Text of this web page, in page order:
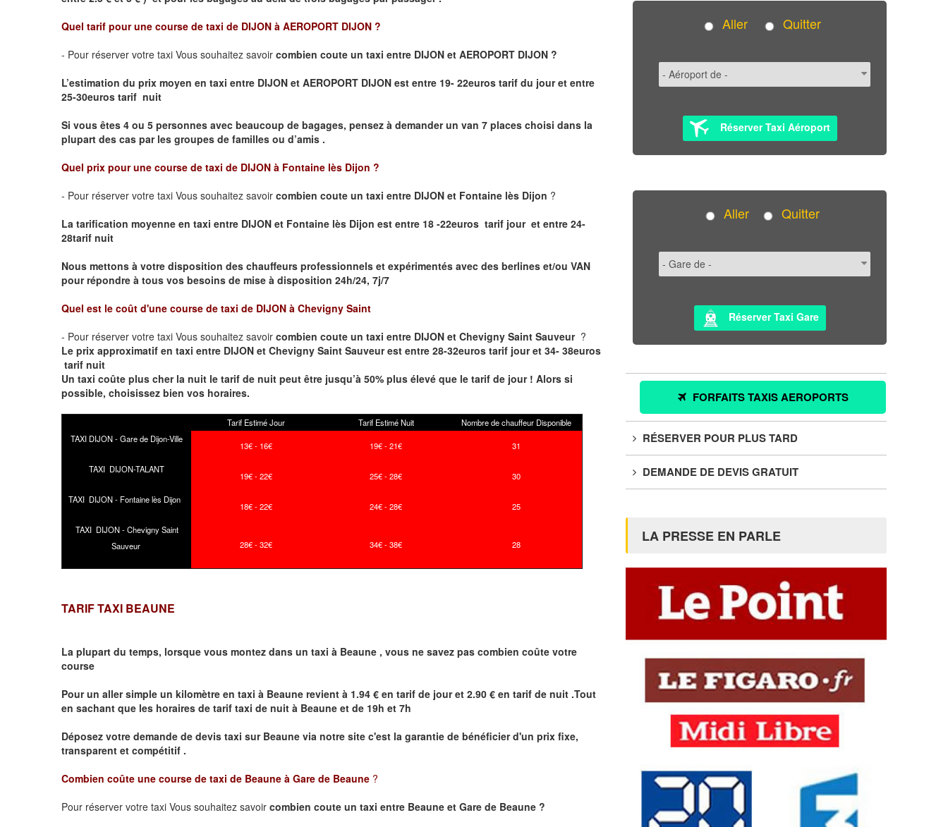
Quel tarif pour une course de taxi de DIJON à AEROPORT DIJON ?
- Pour réserver votre taxi Vous souhaitez savoir combien coute un taxi entre DIJON et AEROPORT DIJON ?
L’estimation du prix moyen en taxi entre DIJON et AEROPORT DIJON est entre 19- 22euros tarif du jour et entre
25-30euros tarif nuit
Si vous êtes 4 ou 5 personnes avec beaucoup de bagages, pensez à demander un van 7 places choisi dans la
plupart des cas par les groupes de familles ou d’amis .
Quel prix pour une course de taxi de DIJON à Fontaine lès Dijon ?
- Pour réserver votre taxi Vous souhaitez savoir combien coute un taxi entre DIJON et Fontaine lès Dijon ?
La tarification moyenne en taxi entre DIJON et Fontaine lès Dijon est entre 18 -22euros tarif jour et entre 24-
28tarif nuit
Nous mettons à votre disposition des chauffeurs professionnels et expérimentés avec des berlines et/ou VAN
pour répondre à tous vos besoins de mise à disposition 24h/24, 7j/7
Quel est le coût d'une course de taxi de DIJON à Chevigny Saint
- Pour réserver votre taxi Vous souhaitez savoir combien coute un taxi entre DIJON et Chevigny Saint Sauveur ?
Le prix approximatif en taxi entre DIJON et Chevigny Saint Sauveur est entre 28-32euros tarif jour et 34- 38euros
tarif nuit
Un taxi coûte plus cher la nuit le tarif de nuit peut être jusqu’à 50% plus élevé que le tarif de jour ! Alors si
possible, choisissez bien vos horaires.
Tarif Estimé Jour Tarif Estimé Nuit
Nombre de chauffeur Disponible
TAXI DIJON - Gare de Dijon-Ville
13€ - 16€ 19€ - 21€ 31
TAXI DIJON-TALANT
19€ - 22€ 25€ - 28€ 30
TAXI DIJON - Fontaine lès Dijon
18€ - 22€ 24€ - 28€ 25
TAXI DIJON - Chevigny Saint
Sauveur
28€ - 32€ 34€ - 38€ 28
TARIF TAXI BEAUNE
La plupart du temps, lorsque vous montez dans un taxi à Beaune , vous ne savez pas combien coûte votre
course
Pour un aller simple un kilomètre en taxi à Beaune revient à 1.94 € en tarif de jour et 2.90 € en tarif de nuit .Tout
en sachant que les horaires de tarif taxi de nuit à Beaune et de 19h et 7h
Déposez votre demande de devis taxi sur Beaune via notre site c'est la garantie de bénéficier d'un prix fixe,
transparent et compétitif .
Combien coûte une course de taxi de Beaune à Gare de Beaune ?
Pour réserver votre taxi Vous souhaitez savoir combien coute un taxi entre Beaune et Gare de Beaune ?
Aller Quitter
Réserver Taxi Aéroport
Aller Quitter
Réserver Taxi Gare
FORFAITS TAXIS AEROPORTS
RÉSERVER POUR PLUS TARD
DEMANDE DE DEVIS GRATUIT
LA PRESSE EN PARLE